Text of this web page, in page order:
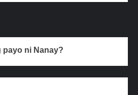
payo ni Nanay?